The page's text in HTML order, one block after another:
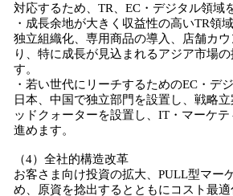
対応するため、TR、EC・デジタル領域
・成長余地が大きく収益性の高いTR領
独立組織化、専用商品の導入、店舗カ
り、特に成長が見込まれるアジア市場
す。
・若い世代にリーチするためのEC・デ
日本、中国で独立部門を設置し、戦略
ッドクォーターを設置し、IT・マーケ
進めます。
（4）全社的構造改革
お客さま向け投資の拡大、PULL型マー
め、原資を捻出するとともにコスト最適